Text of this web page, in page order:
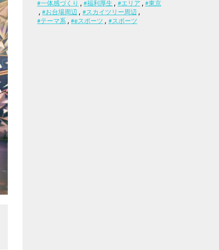
#一体感づくり , #福利厚生 , #エリア , #東京
, #お台場周辺 , #スカイツリー周辺 ,
#テーマ系 , #eスポーツ , #スポーツ